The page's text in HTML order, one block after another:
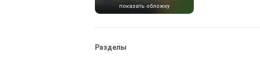
показать обложку
н
Разделы